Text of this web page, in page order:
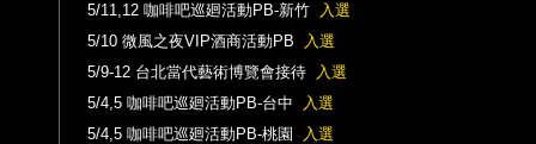
5/11,12 咖啡吧巡廻活動PB-新竹
入選
5/10 微風之夜VIP酒商活動PB
入選
5/9-12 台北當代藝術博覽會接待
入選
5/4,5 咖啡吧巡廻活動PB-台中
入選
5/4,5 咖啡吧巡廻活動PB-桃園
入選